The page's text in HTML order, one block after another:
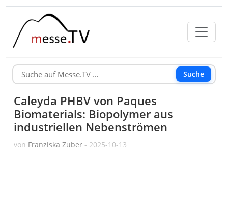
Suche
Caleyda PHBV von Paques
Biomaterials: Biopolymer aus
industriellen Nebenströmen
von Franziska Zuber - 2025-10-13